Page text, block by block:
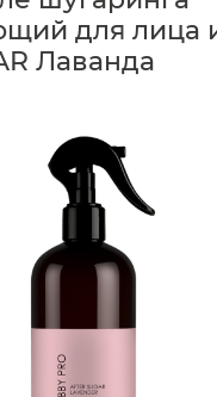
для лица
Лаванда